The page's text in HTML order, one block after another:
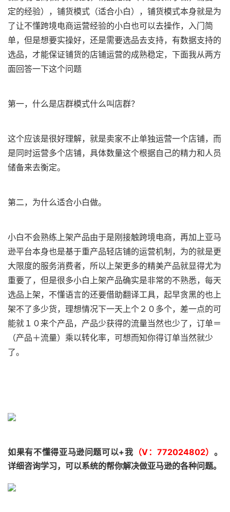
定的经验），铺货模式（适合小白），铺货模式本身就是为
了让不懂跨境电商运营经验的小白也可以去操作，入门简
单，但是想要实操好，还是需要选品去支持，有数据支持的
选品，才能保证铺货的店铺运营的成熟稳定，下面我从两方
面回答一下这个问题
第一，什么是店群模式什么叫店群？
这个应该是很好理解，就是卖家不止单独运营一个店铺，而
是同时运营多个店铺，具体数量这个根据自己的精力和人员
储备来去衡定。
第二，为什么适合小白做。
小白不会熟练上架产品由于是刚接触跨境电商，再加上亚马
逊平台本身也是基于重产品轻店铺的运营机制，为的就是更
大限度的服务消费者，所以上架更多的精美产品就显得尤为
重要了，但是很多小白上架产品确实是非常的不熟悉，每天
选品上架，不懂语言的还要借助翻译工具，起早贪黑的也上
架不了多少货，理想情况下一天上个２０多个，差一点的可
能就１０来个产品，产品少获得的流量当然也少了，订单＝
（产品＋流量）乘以转化率，可想而知你得订单当然就少
了。
如果有不懂得亚马逊问题可以+我 （V：772024802） 。
详细咨询学习，可以系统的帮你解决做亚马逊的各种问题。